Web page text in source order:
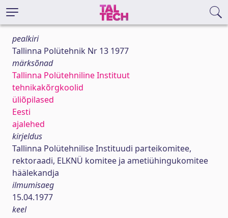
pealkiri
Tallinna Polütehnik Nr 13 1977
märksõnad
Tallinna Polütehniline Instituut
tehnikakõrgkoolid
üliõpilased
Eesti
ajalehed
kirjeldus
Tallinna Polütehnilise Instituudi parteikomitee,
rektoraadi, ELKNÜ komitee ja ametiühingukomitee
häälekandja
ilmumisaeg
15.04.1977
keel